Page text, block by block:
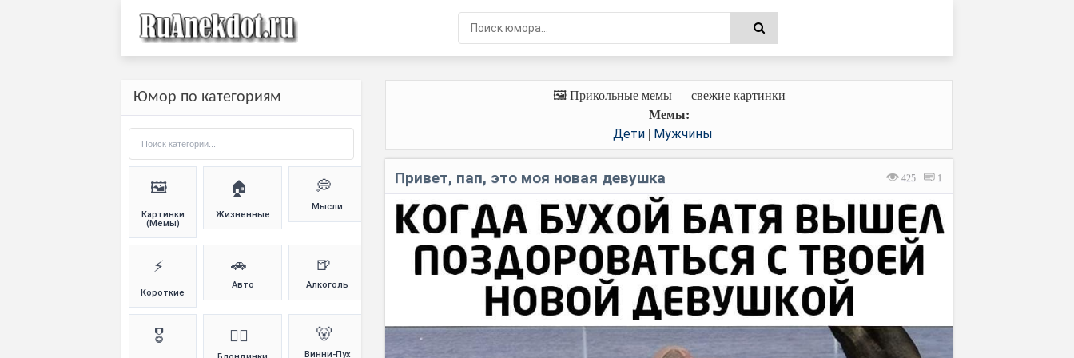
🖼️ Прикольные мемы — свежие картинки
Мемы:
Дети | Мужчины
425 1
Привет, пап, это моя новая девушка
Юмор по категориям
🖼️
Картинки
(Мемы)
🏠
Жизненные
💭
Мысли
⚡
Короткие
🚗
Авто
🍺
Алкоголь
🎖️ 👱‍♀️ 🐻
Винни-Пух